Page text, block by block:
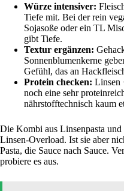
Würze intensiver:
Tiefe mit. Bei der rein
Sojasoße oder ein TL
gibt Tiefe.
Textur ergänzen:
Sonnenblumenkerne
Gefühl, das an
Protein checken: Linsen
noch eine sehr
nährstofftechnisch kaum
Die Kombi aus Linsenpasta
Linsen-Overload. Ist sie aber
Pasta, die Sauce nach Sauce.
probiere es aus.